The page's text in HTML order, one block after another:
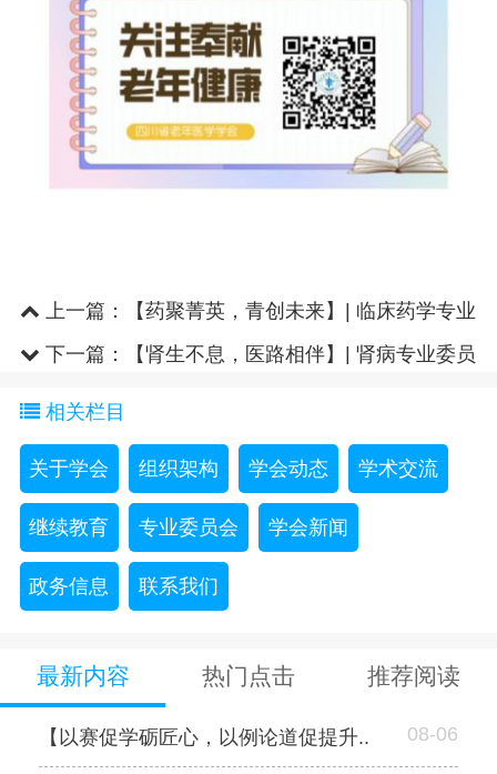
上一篇：
【药聚菁英，青创未来】| 临床药学专业
委员会2025年青年药师演讲..
下一篇：
【肾生不息，医路相伴】| 肾病专业委员
相关栏目
关于学会 组织架构 学会动态 学术交流
继续教育 专业委员会 学会新闻
政务信息 联系我们
最新内容 热门点击 推荐阅读
【以赛促学砺匠心，以例论道促提升.. 08-06